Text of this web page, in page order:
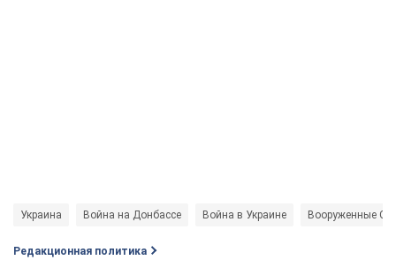
Украина Война на Донбассе Война в Украине Вооруженные
Редакционная политика